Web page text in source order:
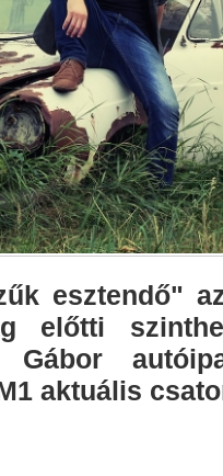
esztendő"
előtti
Gábor
aktuális